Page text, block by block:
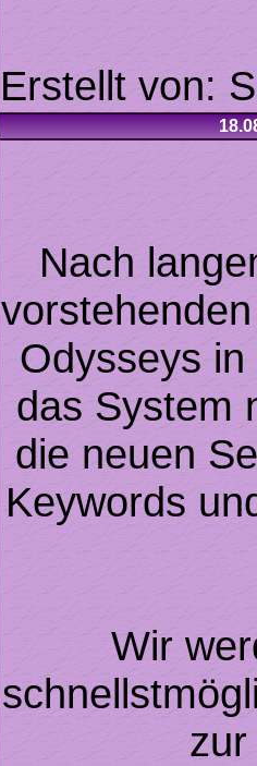
Nach
Odysseys
das System
die neuen
Keywords
Wir